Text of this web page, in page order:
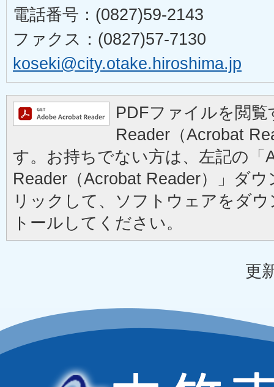
電話番号：(0827)59-2143
ファクス：(0827)57-7130
koseki@city.otake.hiroshima.jp
PDFファイルを閲
Reader（Acrobat
す。お持ちでない方は、左記の「
Reader（Acrobat Reader）」ダ
リックして、ソフトウェアをダ
トールしてください。
更